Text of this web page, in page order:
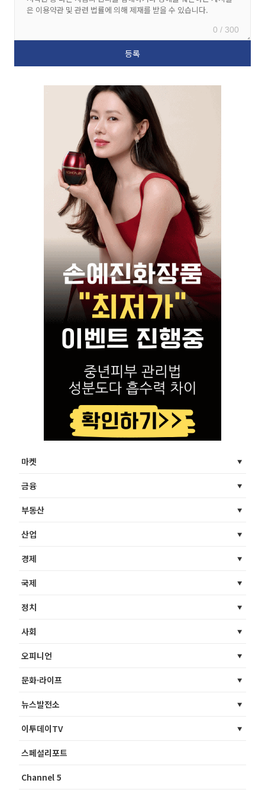
0 / 300
마켓
금융
부동산
산업
경제
국제
정치
사회
오피니언
문화·라이프
뉴스발전소
이투데이TV
스페셜리포트
Channel 5